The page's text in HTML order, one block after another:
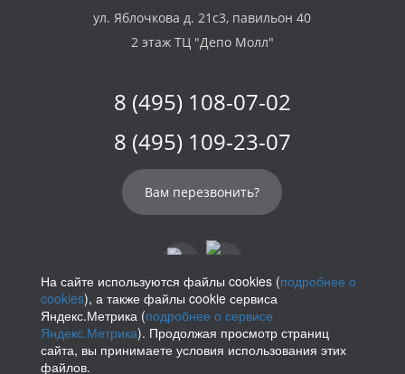
ул. Яблочкова д. 21с3, павильон 40
2 этаж ТЦ "Депо Молл"
8 (495) 108-07-02
8 (495) 109-23-07
Вам перезвонить?
info@parikof.ru
На сайте используются файлы cookies (подробнее о
cookies), а также файлы cookie сервиса
Яндекс.Метрика (подробнее о сервисе
Яндекс.Метрика). Продолжая просмотр страниц
сайта, вы принимаете условия использования этих
файлов.